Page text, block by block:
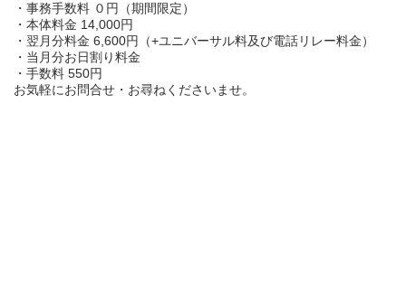
・事務手数料 ０円（期間限定）
・本体料金 14,000円
・翌月分料金 6,600円（+ユニバーサル料及び電話リレー料金）
・当月分お日割り料金
・手数料 550円
お気軽にお問合せ・お尋ねくださいませ。